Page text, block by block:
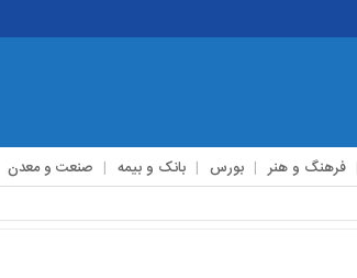
فرهنگ و هنر بورس بانک و بیمه صنعت و معدن